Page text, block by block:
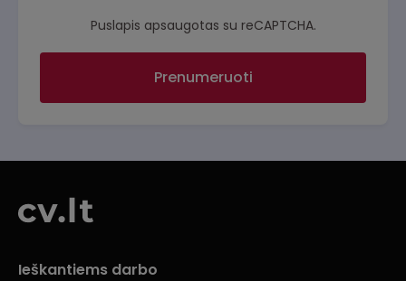
Puslapis apsaugotas su reCAPTCHA.
Prenumeruoti
Ieškantiems darbo